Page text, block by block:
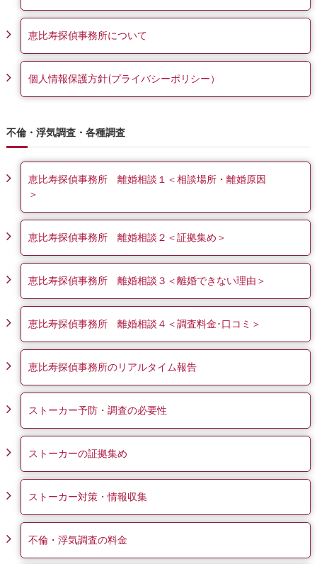
恵比寿探偵事務所について
個人情報保護方針(プライバシーポリシー）
不倫・浮気調査・各種調査
恵比寿探偵事務所 離婚相談１＜相談場所・離婚原因
＞
恵比寿探偵事務所 離婚相談２＜証拠集め＞
恵比寿探偵事務所 離婚相談３＜離婚できない理由＞
恵比寿探偵事務所 離婚相談４＜調査料金･口コミ＞
恵比寿探偵事務所のリアルタイム報告
ストーカー予防・調査の必要性
ストーカーの証拠集め
ストーカー対策・情報収集
不倫・浮気調査の料金